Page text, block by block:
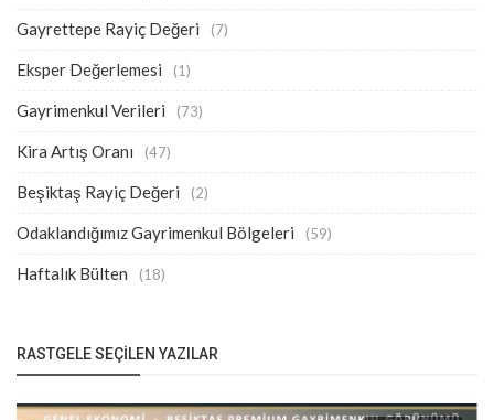
Gayrettepe Rayiç Değeri (7)
Eksper Değerlemesi (1)
Gayrimenkul Verileri (73)
Kira Artış Oranı (47)
Beşiktaş Rayiç Değeri (2)
Odaklandığımız Gayrimenkul Bölgeleri (59)
Haftalık Bülten (18)
RASTGELE SEÇILEN YAZILAR